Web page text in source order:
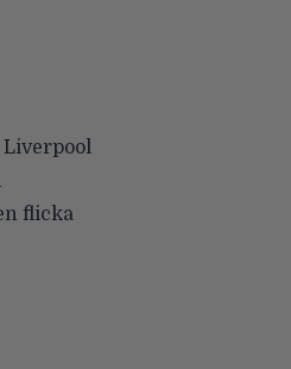
Liverpool
flicka